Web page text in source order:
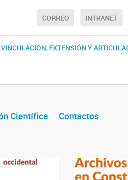
CORREO INTRANET
VINCULACIÓN, EXTENSIÓN Y
Científica Contactos